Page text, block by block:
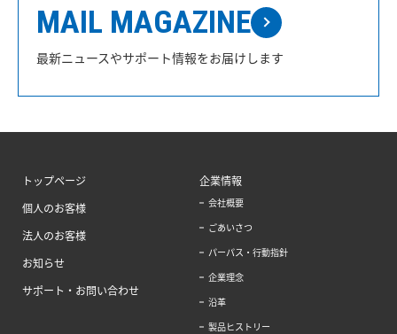
MAIL MAGAZINE
最新ニュースやサポート情報をお届けします
トップページ
個人のお客様
法人のお客様
お知らせ
サポート・お問い合わせ
企業情報
会社概要
ごあいさつ
パーパス・行動指針
企業理念
沿革
製品ヒストリー